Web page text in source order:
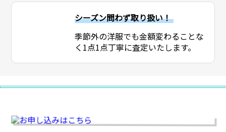
シーズン問わず取り扱い！
季節外の洋服でも金額変わることな
く1点1点丁寧に査定いたします。